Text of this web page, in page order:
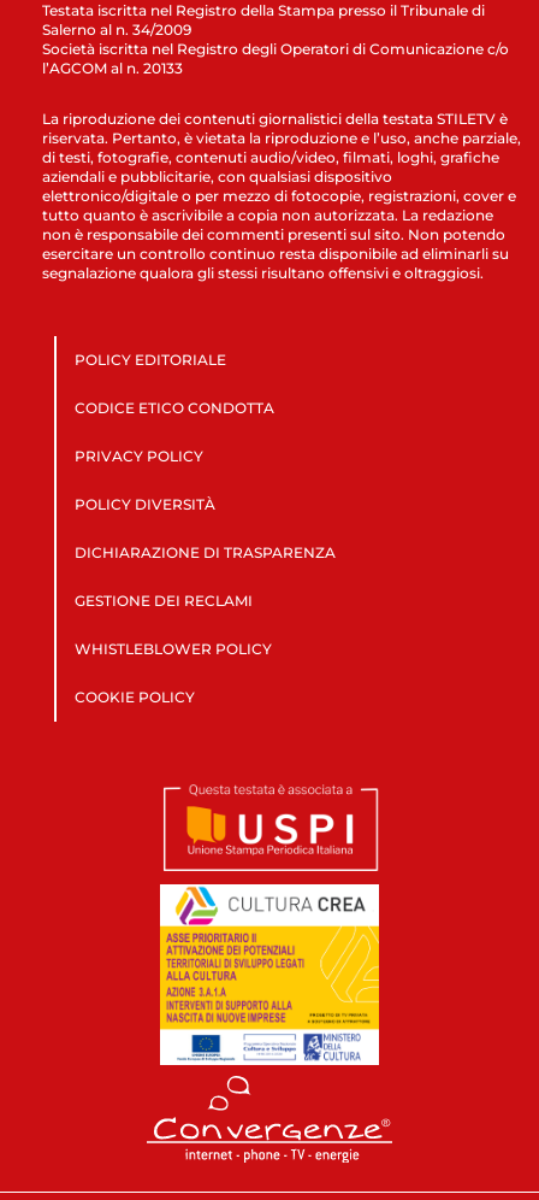
Testata iscritta nel Registro della Stampa presso il Tribunale di
Salerno al n. 34/2009
Società iscritta nel Registro degli Operatori di Comunicazione c/o
l’AGCOM al n. 20133
La riproduzione dei contenuti giornalistici della testata STILETV è
riservata. Pertanto, è vietata la riproduzione e l’uso, anche parziale,
di testi, fotografie, contenuti audio/video, filmati, loghi, grafiche
aziendali e pubblicitarie, con qualsiasi dispositivo
elettronico/digitale o per mezzo di fotocopie, registrazioni, cover e
tutto quanto è ascrivibile a copia non autorizzata. La redazione
non è responsabile dei commenti presenti sul sito. Non potendo
esercitare un controllo continuo resta disponibile ad eliminarli su
segnalazione qualora gli stessi risultano offensivi e oltraggiosi.
POLICY EDITORIALE
CODICE ETICO CONDOTTA
PRIVACY POLICY
POLICY DIVERSITÀ
DICHIARAZIONE DI TRASPARENZA
GESTIONE DEI RECLAMI
WHISTLEBLOWER POLICY
COOKIE POLICY